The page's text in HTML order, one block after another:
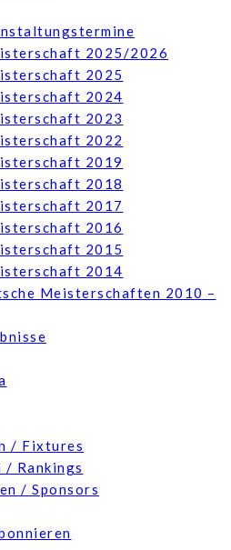
2025/2026
2025
2024
2023
2022
2019
2018
2017
2016
2015
2014
Meisterschaften 2010 –
/ Fixtures
/ Rankings
/ Sponsors